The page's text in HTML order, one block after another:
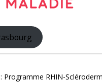
: Programme RHIN-